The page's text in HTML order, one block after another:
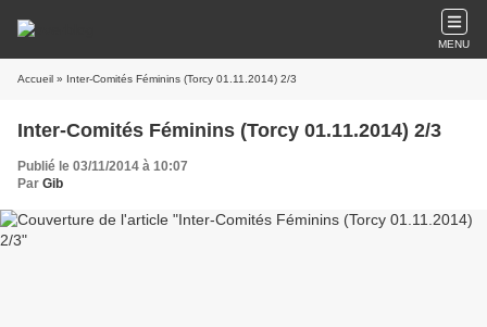
MENU
Accueil » Inter-Comités Féminins (Torcy 01.11.2014) 2/3
Inter-Comités Féminins (Torcy 01.11.2014) 2/3
Publié le 03/11/2014 à 10:07
Par Gib